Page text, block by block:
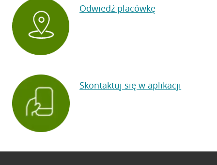
Odwiedź placówkę
Skontaktuj się w aplikacji